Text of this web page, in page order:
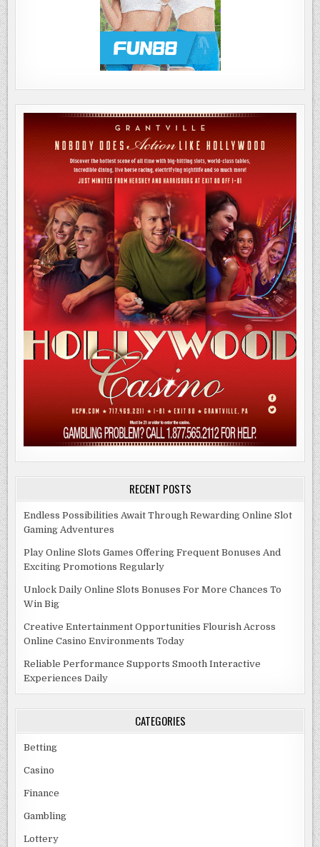
RECENT POSTS
Endless Possibilities Await Through Rewarding Online Slot
Gaming Adventures
Play Online Slots Games Offering Frequent Bonuses And
Exciting Promotions Regularly
Unlock Daily Online Slots Bonuses For More Chances To
Win Big
Creative Entertainment Opportunities Flourish Across
Online Casino Environments Today
Reliable Performance Supports Smooth Interactive
Experiences Daily
CATEGORIES
Betting
Casino
Finance
Gambling
Lottery